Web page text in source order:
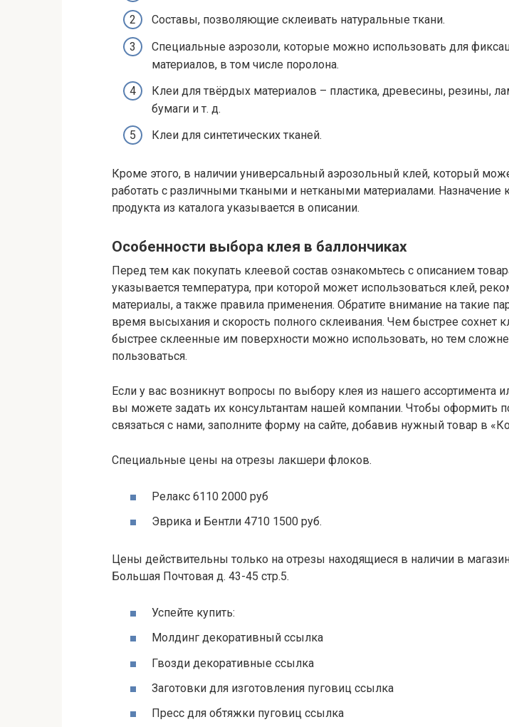
Составы, позволяющие склеивать натуральные ткани.
Специальные аэрозоли, которые можно использовать для
материалов, в том числе поролона.
Клеи для твёрдых материалов – пластика, древесины, резины,
бумаги и т. д.
Клеи для синтетических тканей.
Кроме этого, в наличии универсальный аэрозольный клей, который
работать с различными ткаными и неткаными материалами. Назначение
продукта из каталога указывается в описании.
Особенности выбора клея в баллончиках
Перед тем как покупать клеевой состав ознакомьтесь с описанием
указывается температура, при которой может использоваться клей,
материалы, а также правила применения. Обратите внимание на такие
время высыхания и скорость полного склеивания. Чем быстрее сохнет
быстрее склеенные им поверхности можно использовать, но тем
пользоваться.
Если у вас возникнут вопросы по выбору клея из нашего ассортимента
вы можете задать их консультантам нашей компании. Чтобы оформить
связаться с нами, заполните форму на сайте, добавив нужный товар в
Специальные цены на отрезы лакшери флоков.
Релакс 6110 2000 руб
Эврика и Бентли 4710 1500 руб.
Цены действительны только на отрезы находящиеся в наличии в
Большая Почтовая д. 43-45 стр.5.
Успейте купить:
Молдинг декоративный ссылка
Гвозди декоративные ссылка
Заготовки для изготовления пуговиц ссылка
Пресс для обтяжки пуговиц ссылка